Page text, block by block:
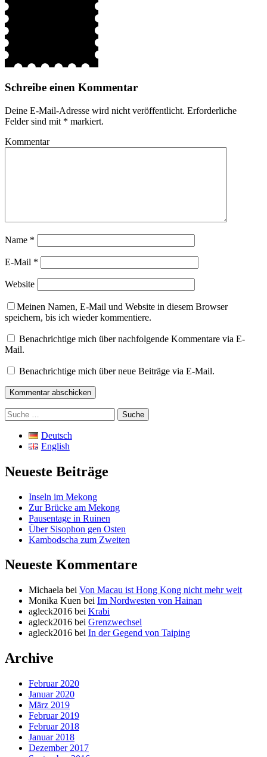
Schreibe einen Kommentar
Deine E-Mail-Adresse wird nicht veröffentlicht. Erforderliche
Felder sind mit * markiert.
Kommentar
Name *
E-Mail *
Website
Meinen Namen, E-Mail und Website in diesem Browser
speichern, bis ich wieder kommentiere.
Benachrichtige mich über nachfolgende Kommentare via E-
Mail.
Benachrichtige mich über neue Beiträge via E-Mail.
Suche
nach:
Deutsch
English
Neueste Beiträge
Inseln im Mekong
Zur Brücke am Mekong
Pausentage in Ruinen
Über Sisophon gen Osten
Kambodscha zum Zweiten
Neueste Kommentare
Michaela bei Von Macau ist Hong Kong nicht mehr weit
Monika Kuen bei Im Nordwesten von Hainan
agleck2016 bei Krabi
agleck2016 bei Grenzwechsel
agleck2016 bei In der Gegend von Taiping
Archive
Februar 2020
Januar 2020
März 2019
Februar 2019
Februar 2018
Januar 2018
Dezember 2017